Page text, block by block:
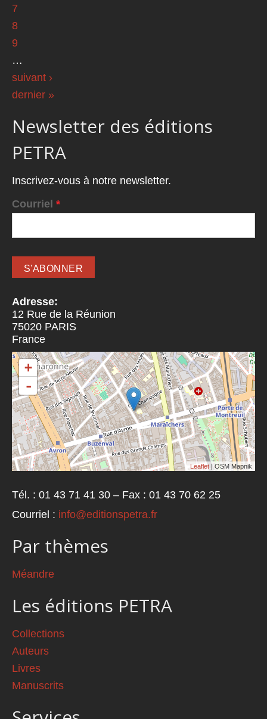
7
8
9
…
suivant ›
dernier »
Newsletter des éditions
PETRA
Inscrivez-vous à notre newsletter.
Courriel *
Adresse:
12 Rue de la Réunion
75020 PARIS
France
+
-
Leaflet | OSM Mapnik
Tél. : 01 43 71 41 30 – Fax : 01 43 70 62 25
Courriel : info@editionspetra.fr
Par thèmes
Méandre
Les éditions PETRA
Collections
Auteurs
Livres
Manuscrits